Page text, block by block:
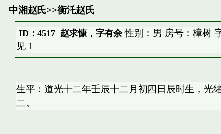
中湘赵氏>>衡汑赵氏
ID：4517 赵求慷，字有余性别：男 房号：樟树
见 1
生平：道光十二年壬辰十二月初四日辰时生，光
二。